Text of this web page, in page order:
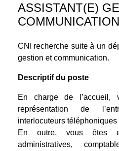
ASSISTANT(E)
CNI recherche suite à un
gestion et communication.
Descriptif du poste
En charge de l’accueil,
représentation de
interlocuteurs téléphoniques
En outre, vous êtes
administratives,